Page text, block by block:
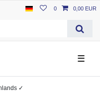
0 0,00 EUR
☰
✓